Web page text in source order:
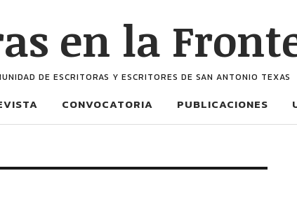
en la
DE ESCRITORAS Y ESCRITORES DE SAN ANTONIO TEXAS
CONVOCATORIA PUBLICACIONES